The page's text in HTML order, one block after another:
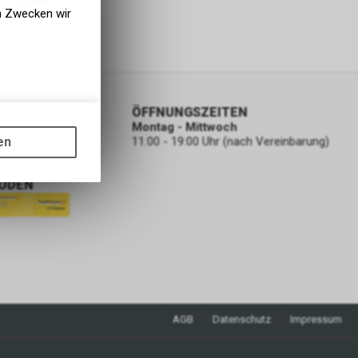
ÖFFNUNGSZEITEN
Montag - Mittwoch
11:00 - 19:00 Uhr (nach Vereinbarung)
AGB Datenschutz Impressum
Zwecken wir
wie die
die